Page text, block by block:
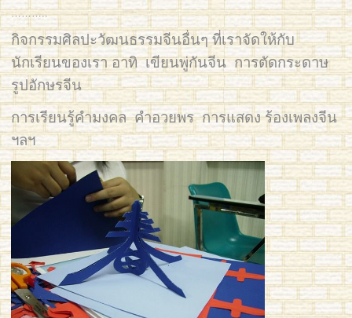
………..
กิจกรรมศิลปะวัฒนธรรมจีนอื่นๆ ที่เราจัดให้กับ
นักเรียนของเรา อาทิ เขียนพู่กันจีน การตัดกระดาษ
รูปอักษรจีน
การเรียนรู้คำมงคล คำอวยพร การแสดง ร้องเพลงจีน
ฯลฯ